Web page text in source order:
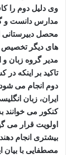
وی دلیل دوم را
محصل
های دیگر تخصیص
مدیر گروه زبان و
تاکید بر اینکه
دوم انجام می
ایران، زبان
کنکور می خوانند
اولویت قرار می
بیشتری انجام
مصطفایی با بیان